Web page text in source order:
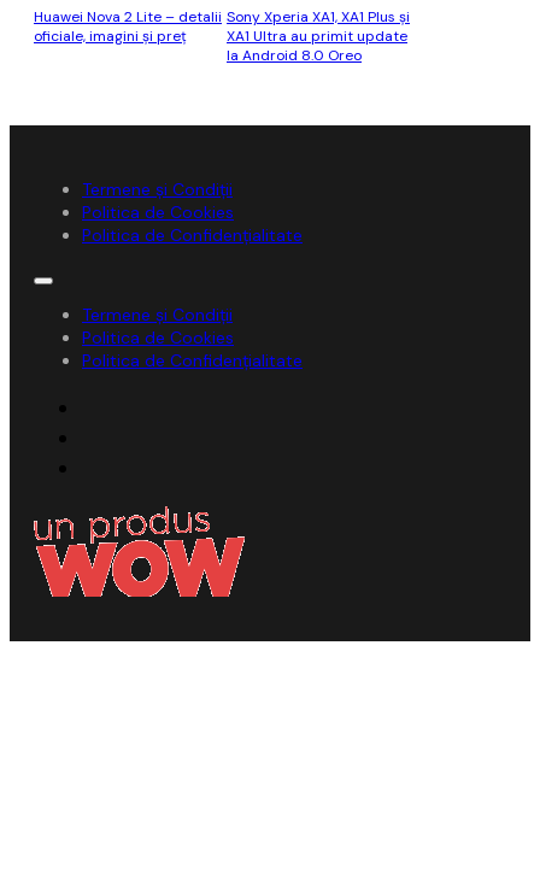
Huawei Nova 2 Lite – detalii
oficiale, imagini şi preţ
Sony Xperia XA1, XA1 Plus şi
XA1 Ultra au primit update
la Android 8.0 Oreo
Termene și Condiții
Politica de Cookies
Politica de Confidențialitate
Termene și Condiții
Politica de Cookies
Politica de Confidențialitate